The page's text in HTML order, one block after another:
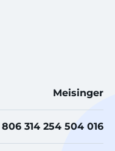
Meisinger
806 314 254 504 016